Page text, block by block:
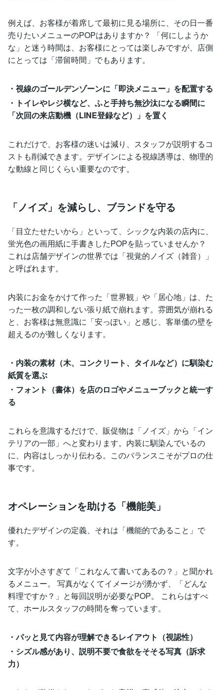
例えば、お客様が着席して最初に見る場所に、その日一番
売りたいメニューのPOPはありますか？ 「何にしようか
な」と迷う時間は、お客様にとっては楽しみですが、店側
にとっては「滞留時間」でもあります。
・視線のゴールデンゾーンに「即決メニュー」を配置する
・トイレやレジ横など、ふと手持ち無沙汰になる瞬間に
「次回の来店動機（LINE登録など）」を置く
これだけで、お客様の迷いは減り、スタッフが説明するコ
ストも削減できます。デザインによる視線誘導は、物理的
な動線と同じくらい重要なのです。
「ノイズ」を減らし、ブランドを守る
「目立たせたいから」といって、シックな内装の店内に、
蛍光色の画用紙に手書きしたPOPを貼っていませんか？
これは店舗デザインの世界では「視覚的ノイズ（雑音）」
と呼ばれます。
内装にお金をかけて作った「世界観」や「居心地」は、た
った一枚の調和しない張り紙で崩れます。雰囲気が崩れる
と、お客様は無意識に「安っぽい」と感じ、客単価の壁を
超えるのが難しくなります。
・内装の素材（木、コンクリート、タイルなど）に馴染む
紙質を選ぶ
・フォント（書体）を店のロゴやメニューブックと統一す
る
これらを意識するだけで、販促物は「ノイズ」から「イン
テリアの一部」へと変わります。内装に馴染んでいるの
に、内容はしっかり伝わる。このバランスこそがプロの仕
事です。
オペレーションを助ける「機能美」
優れたデザインの定義、それは「機能的であること」で
す。
文字が小さすぎて「これなんて書いてあるの？」と聞かれ
るメニュー。 写真がなくてイメージが湧かず、「どんな
料理ですか？」と毎回説明が必要なPOP。 これらはすべ
て、ホールスタッフの時間を奪っています。
・パッと見て内容が理解できるレイアウト（視認性）
・シズル感があり、説明不要で食欲をそそる写真（訴求
力）